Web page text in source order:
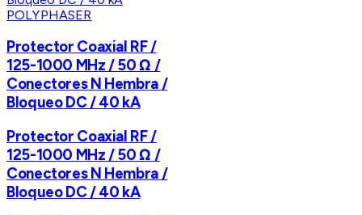
POLYPHASER
Protector Coaxial RF /
125-1000 MHz / 50 Ω /
Conectores N Hembra /
Bloqueo DC / 40 kA
Protector Coaxial RF /
125-1000 MHz / 50 Ω /
Conectores N Hembra /
Bloqueo DC / 40 kA